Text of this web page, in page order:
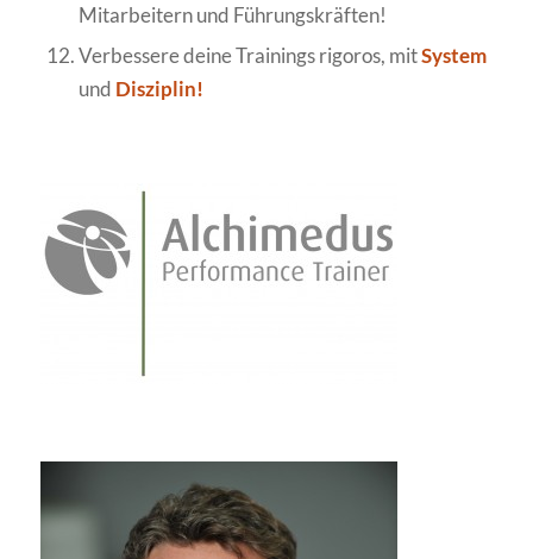
Mitarbeitern und Führungskräften!
Verbessere deine Trainings rigoros, mitSystem
und Disziplin!